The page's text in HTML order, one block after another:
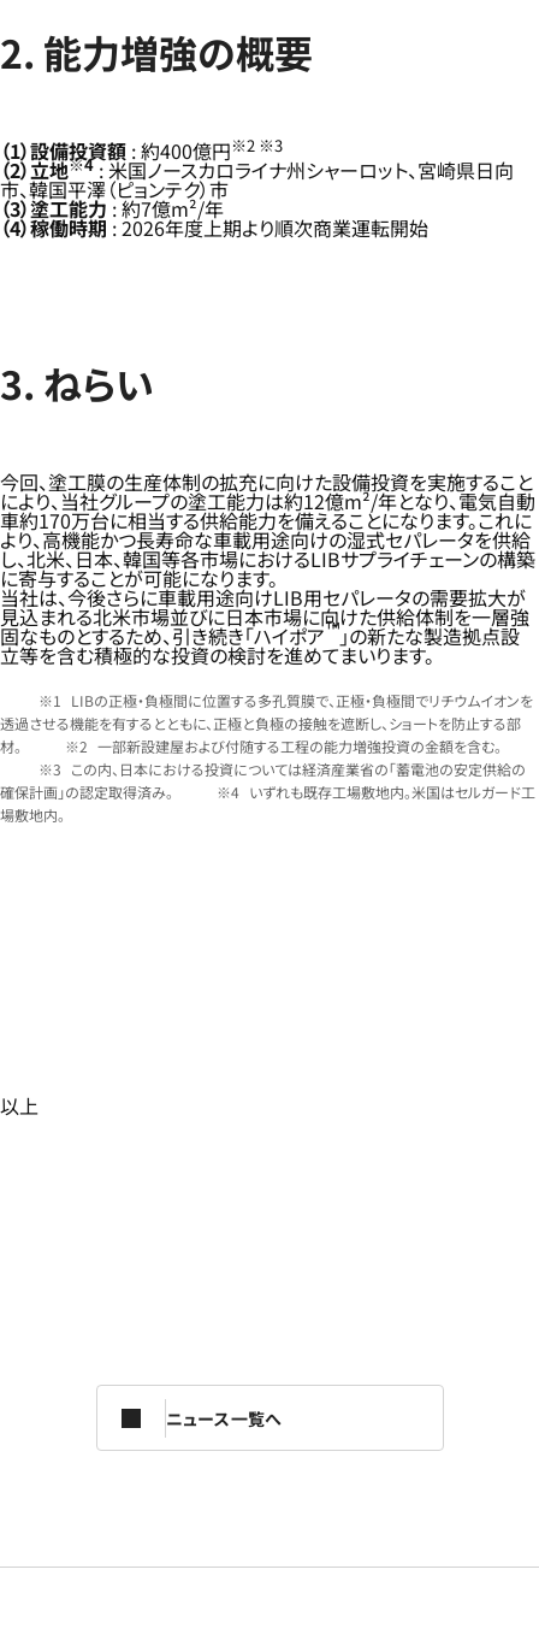
2. 能力増強の概要
（1）設備投資額 : 約400億円※2 ※3
（2）立地※4: 米国ノースカロライナ州シャーロット、宮崎県日向
市、韓国平澤（ピョンテク）市
（3）塗工能力 : 約7億m²/年
（4）稼働時期 : 2026年度上期より順次商業運転開始
3. ねらい
今回、塗工膜の生産体制の拡充に向けた設備投資を実施すること
により、当社グループの塗工能力は約12億m²/年となり、電気自動
車約170万台に相当する供給能力を備えることになります。これに
より、高機能かつ長寿命な車載用途向けの湿式セパレータを供給
し、北米、日本、韓国等各市場におけるLIBサプライチェーンの構築
に寄与することが可能になります。
当社は、今後さらに車載用途向けLIB用セパレータの需要拡大が
見込まれる北米市場並びに日本市場に向けた供給体制を一層強
固なものとするため、引き続き「ハイポア™」の新たな製造拠点設
立等を含む積極的な投資の検討を進めてまいります。
LIBの正極・負極間に位置する多孔質膜で、正極・負極間でリチウムイオンを
透過させる機能を有するとともに、正極と負極の接触を遮断し、ショートを防止する部
材。
一部新設建屋および付随する工程の能力増強投資の金額を含む。
この内、日本における投資については経済産業省の「蓄電池の安定供給の
確保計画」の認定取得済み。
いずれも既存工場敷地内。米国はセルガード工
場敷地内。
以上
ニュース一覧へ